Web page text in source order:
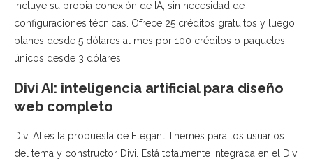
Incluye su propia conexión de IA, sin necesidad de
configuraciones técnicas. Ofrece 25 créditos gratuitos y luego
planes desde 5 dólares al mes por 100 créditos o paquetes
únicos desde 3 dólares.
Divi AI: inteligencia artificial para diseño
web completo
Divi AI es la propuesta de Elegant Themes para los usuarios
del tema y constructor Divi. Está totalmente integrada en el Divi